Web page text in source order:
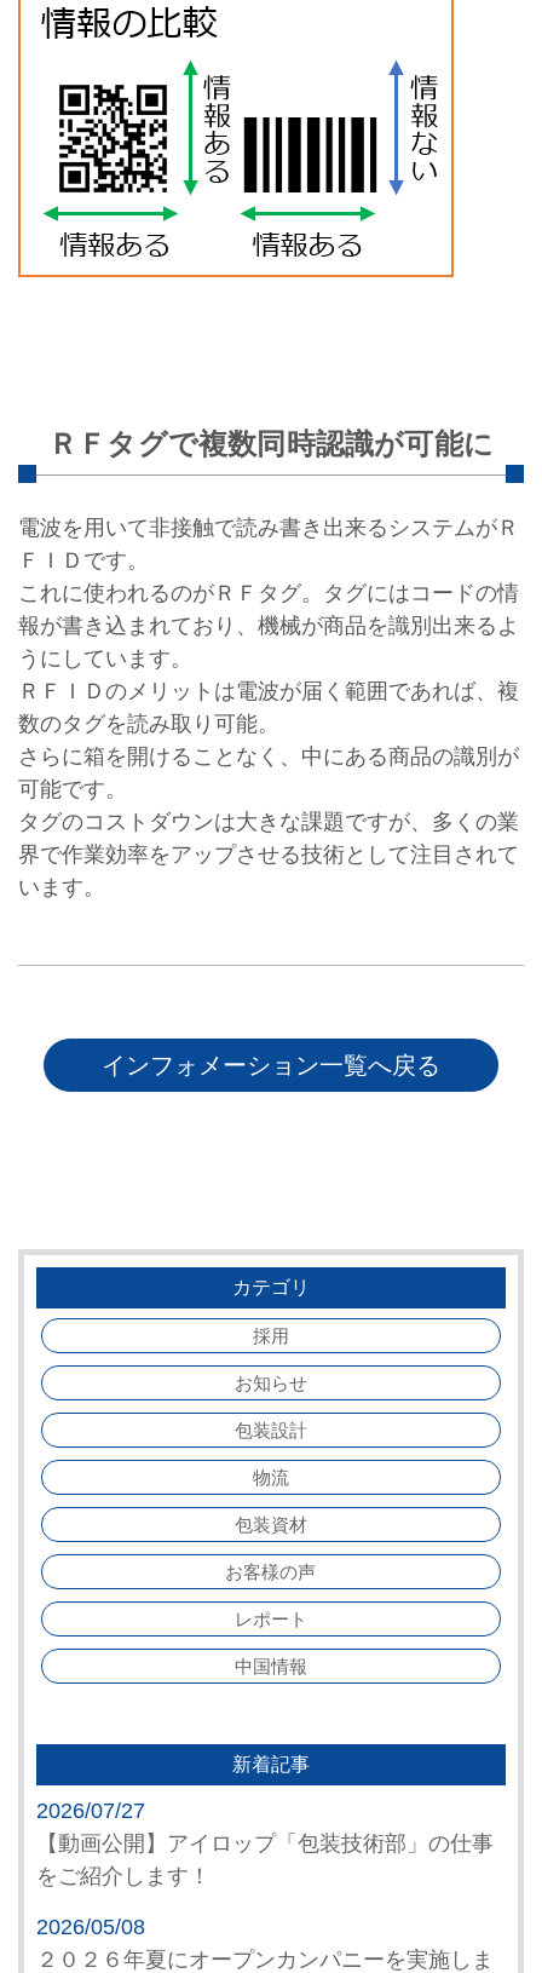
ＲＦタグで複数同時認識が可能に
電波を用いて非接触で読み書き出来るシステムがＲ
ＦＩＤです。
これに使われるのがＲＦタグ。タグにはコードの情
報が書き込まれており、機械が商品を識別出来るよ
うにしています。
ＲＦＩＤのメリットは電波が届く範囲であれば、複
数のタグを読み取り可能。
さらに箱を開けることなく、中にある商品の識別が
可能です。
タグのコストダウンは大きな課題ですが、多くの業
界で作業効率をアップさせる技術として注目されて
います。
インフォメーション一覧へ戻る
カテゴリ
採用
お知らせ
包装設計
物流
包装資材
お客様の声
レポート
中国情報
新着記事
2026/07/27
【動画公開】アイロップ「包装技術部」の仕事
をご紹介します！
2026/05/08
２０２６年夏にオープンカンパニーを実施しま